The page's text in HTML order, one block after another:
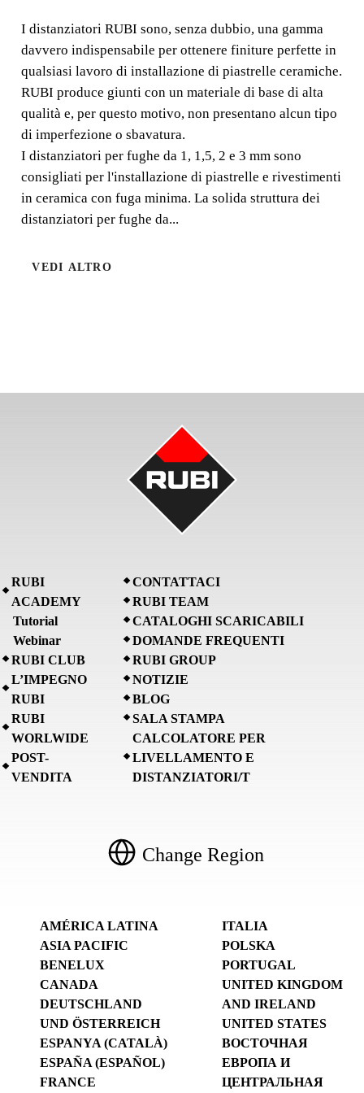
I distanziatori RUBI sono, senza dubbio, una gamma
davvero indispensabile per ottenere finiture perfette in
qualsiasi lavoro di installazione di piastrelle ceramiche.
I distanziatori RUBI sono, senza dubbio, una gamma
davvero indispensabile per ottenere finiture perfette in
qualsiasi lavoro di installazione di piastrelle ceramiche.
RUBI produce giunti con un materiale di base di alta
qualità e, per questo motivo, non presentano alcun tipo
di imperfezione o sbavatura.
I distanziatori per fughe da 1, 1,5, 2 e 3 mm sono
consigliati per l'installazione di piastrelle e rivestimenti
in ceramica con fuga minima. La solida struttura dei
distanziatori per fughe da...
VEDI ALTRO
RUBI
ACADEMY
Tutorial
Webinar
RUBI CLUB
L’IMPEGNO
RUBI
RUBI
WORLWIDE
POST-
VENDITA
CONTATTACI
RUBI TEAM
CATALOGHI SCARICABILI
DOMANDE FREQUENTI
RUBI GROUP
NOTIZIE
BLOG
SALA STAMPA
CALCOLATORE PER
LIVELLAMENTO E
DISTANZIATORI/T
Change Region
AMÉRICA LATINA
ASIA PACIFIC
BENELUX
CANADA
DEUTSCHLAND
UND ÖSTERREICH
ESPANYA (CATALÀ)
ESPAÑA (ESPAÑOL)
FRANCE
ITALIA
POLSKA
PORTUGAL
UNITED KINGDOM
AND IRELAND
UNITED STATES
ВОСТОЧНАЯ
ЕВРОПА И
ЦЕНТРАЛЬНАЯ